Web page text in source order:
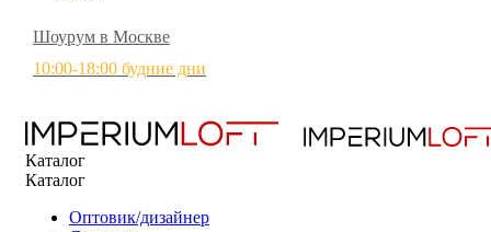
Шоурум в Москве
10:00-18:00 будние дни
Каталог
Каталог
Оптовик/дизайнер